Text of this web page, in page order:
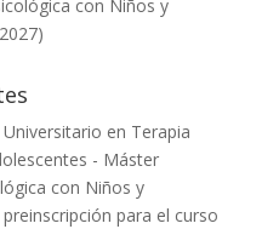
con Niños y
en Terapia
- Máster
con Niños y
para el curso